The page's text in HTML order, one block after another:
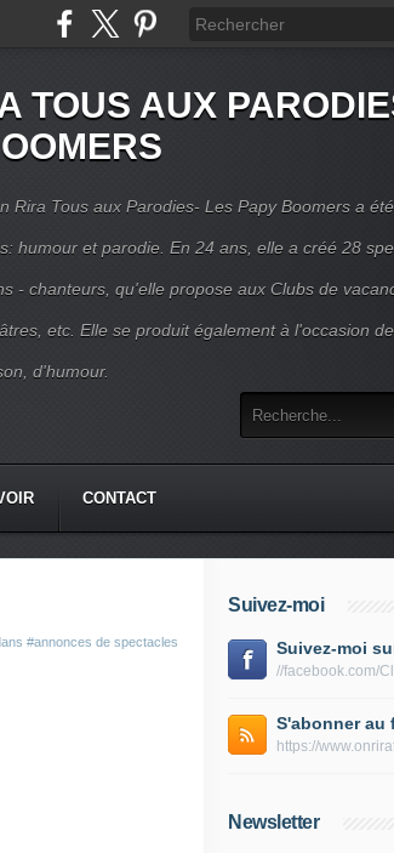
TOUS AUX
Rira Tous aux Parodies- Les Papy Boomers a
humour et parodie. En 24 ans, elle a créé 28
- chanteurs, qu'elle propose aux Clubs de
etc. Elle se produit également à l'occasion
d'humour.
CONTACT
#annonces de spectacles
Suivez-moi
Suivez-moi
//facebook.com/
S'abonner au
https://
Newsletter